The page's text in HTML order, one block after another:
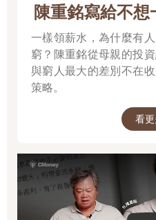
而比特幣呢，儘管不能馬上換
2014年以前，我沒聽過這筆費
運作上似乎沒有問題。
「現在只需要搞清楚有多少人
亞馬遜（Amazon）突然開始接
定會馬上塞車。我眼裡看到的是
然而，和大多數早期信徒不同
得以修整，人民生活平穩。日
不用說了。我們需要稅收制度
同政體，首先是君主制，而現
都有缺陷，但我認為統一的制
陳重銘寫給不
一樣領薪水，為什麼有
窮？陳重銘從母親的投
與窮人最大的差別不在
策略。
看更